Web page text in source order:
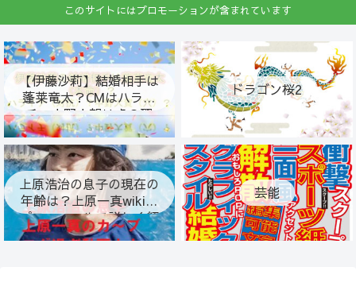
このサイトにはプロモーションが含まれています
【伊藤沙莉】結婚相手は
蓬莱竜太？CMはハライ
チ・中野大賀は虎の翼
ドラゴン桜2
上原浩治の息子の現在の
年齢は？上原一真wiki風
プロフィールで詳しく紹
介！
芸能